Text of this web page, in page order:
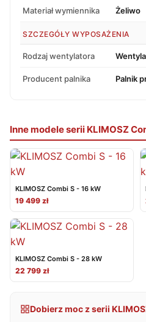
Materiał wymiennika Żeliwo
SZCZEGÓŁY WYPOSAŻENIA
Rodzaj wentylatora
Producent palnika Palnik
Inne modele serii KLIMOSZ
KLIMOSZ Combi S - 16 kW
19 499 zł
KLIMOSZ Combi S - 28 kW
22 799 zł
Dobierz moc z serii